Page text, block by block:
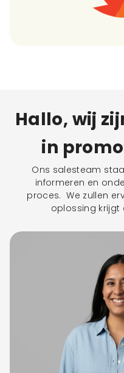
Hallo, wij
in
Ons salesteam
informeren en
proces. We zullen
oplossing krijgt